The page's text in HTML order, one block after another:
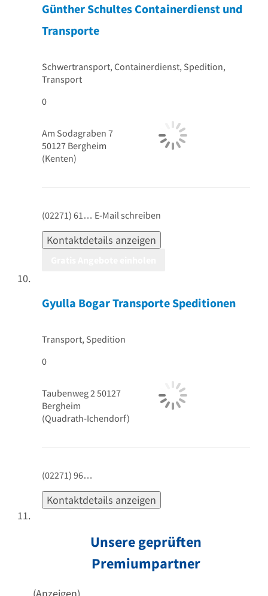
Günther Schultes Containerdienst und
Transporte
Schwertransport, Containerdienst, Spedition,
Transport
0
Am Sodagraben 7
50127 Bergheim
(Kenten)
(02271) 61… E-Mail schreiben
Kontaktdetails anzeigen
Gyulla Bogar Transporte Speditionen
Transport, Spedition
0
Taubenweg 250127
Bergheim
(Quadrath-Ichendorf)
(02271) 96…
Kontaktdetails anzeigen
Unsere geprüften
Premiumpartner